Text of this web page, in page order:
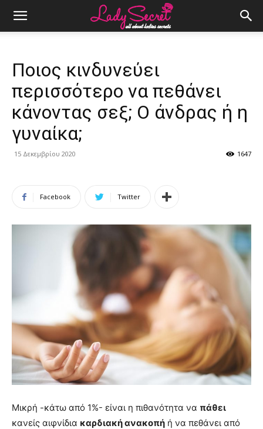
Ποιος κινδυνεύει
περισσότερο να πεθάνει
κάνοντας σεξ; Ο άνδρας ή η
γυναίκα;
15 Δεκεμβρίου 2020 1647
Facebook Twitter
Μικρή -κάτω από 1%- είναι η πιθανότητα να πάθει
κανείς αιφνίδια καρδιακή ανακοπή ή να πεθάνει από